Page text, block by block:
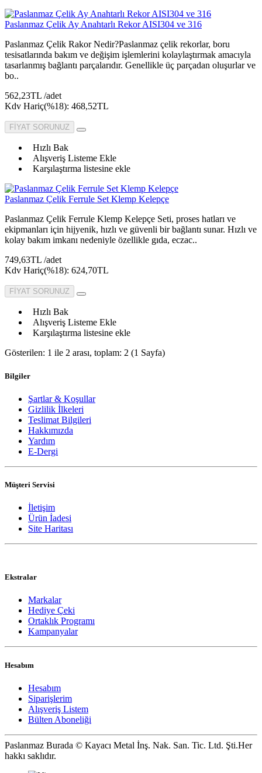
Paslanmaz Çelik Ay Anahtarlı Rekor AISI304 ve 316
Paslanmaz Çelik Rakor Nedir?Paslanmaz çelik rekorlar, boru
tesisatlarında bakım ve değişim işlemlerini kolaylaştırmak amacıyla
tasarlanmış bağlantı parçalarıdır. Genellikle üç parçadan oluşurlar ve
bo..
562,23TL /adet
Kdv Hariç(%18): 468,52TL
FİYAT SORUNUZ
Hızlı Bak
Alışveriş Listeme Ekle
Karşılaştırma listesine ekle
Paslanmaz Çelik Ferrule Set Klemp Kelepçe
Paslanmaz Çelik Ferrule Klemp Kelepçe Seti, proses hatları ve
ekipmanları için hijyenik, hızlı ve güvenli bir bağlantı sunar. Hızlı ve
kolay bakım imkanı nedeniyle özellikle gıda, eczac..
749,63TL /adet
Kdv Hariç(%18): 624,70TL
FİYAT SORUNUZ
Hızlı Bak
Alışveriş Listeme Ekle
Karşılaştırma listesine ekle
Gösterilen: 1 ile 2 arası, toplam: 2 (1 Sayfa)
Bilgiler
Şartlar & Koşullar
Gizlilik İlkeleri
Teslimat Bilgileri
Hakkımızda
Yardım
E-Dergi
Müşteri Servisi
İletişim
Ürün İadesi
Site Haritası
Ekstralar
Markalar
Hediye Çeki
Ortaklık Programı
Kampanyalar
Hesabım
Hesabım
Siparişlerim
Alışveriş Listem
Bülten Aboneliği
Paslanmaz Burada © Kayacı Metal İnş. Nak. San. Tic. Ltd. Şti.Her
hakkı saklıdır.